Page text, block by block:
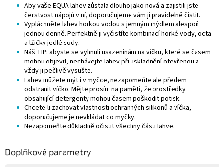
Aby vaše EQUA lahev zůstala dlouho jako nová a zajistili jste
čerstvost nápojů v ní, doporučujeme vám ji pravidelně čistit.
Vypláchněte lahev horkou vodou s jemným mýdlem alespoň
jednou denně. Perfektně ji vyčistíte kombinací horké vody, octa
a lžičky jedlé sody.
Náš TIP: abyste se vyhnuli usazeninám na víčku, které se časem
mohou objevit, nechávejte lahev při uskladnění otevřenou a
vždy ji pečlivě vysušte.
Lahev můžete mýt i v myčce, nezapomeňte ale předem
odstranit víčko. Mějte prosím na paměti, že prostředky
obsahující detergenty mohou časem poškodit potisk.
Chcete-li zachovat vlastnosti ochranných silikonů a víčka,
doporučujeme je nevkládat do myčky.
Nezapomeňte důkladně očistit všechny části lahve.
Doplňkové parametry